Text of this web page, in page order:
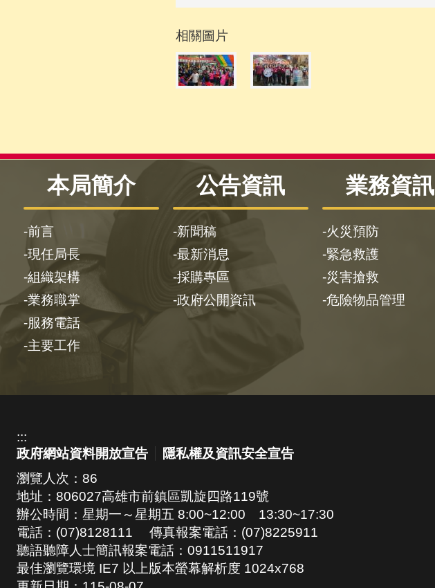
相關圖片
本局簡介
前言
現任局長
組織架構
業務職掌
服務電話
主要工作
公告資訊
新聞稿
最新消息
採購專區
政府公開資訊
業務資訊
火災預防
緊急救護
災害搶救
危險物品管理
:::
政府網站資料開放宣告
隱私權及資訊安全宣告
瀏覽人次： 86
地址：806027高雄市前鎮區凱旋四路119號
辦公時間：星期一～星期五 8:00~12:00 13:30~17:30
電話：(07)8128111 傳真報案電話：(07)8225911
聽語聽障人士簡訊報案電話：0911511917
最佳瀏覽環境 IE7 以上版本螢幕解析度 1024x768